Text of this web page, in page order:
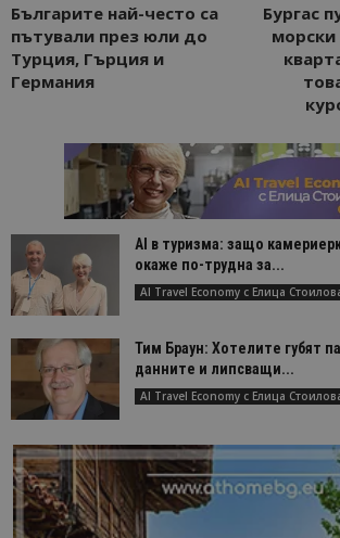
Българите най-често са
пътували през юли до
Турция, Гърция и
Германия
Бургас
AI в туризма: защо
окаже по-трудна за...
AI Travel Economy с Елица
Тим Браун: Хотелите губят
данните и липсващи...
AI Travel Economy с Елица